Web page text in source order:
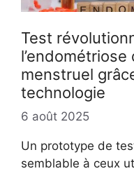
Test
menstruel
technologie
6 août 2025
Un prototype de
semblable à ceux